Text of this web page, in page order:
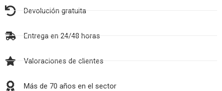
Devolución gratuita
Entrega en 24/48 horas
Valoraciones de clientes
Más de 70 años en el sector